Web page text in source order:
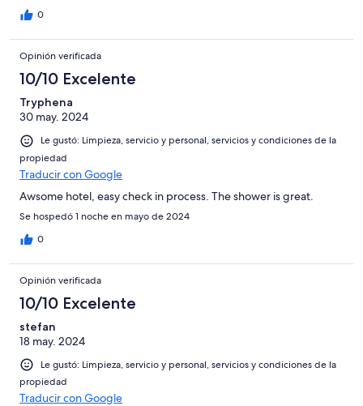
0
Opinión verificada
10/10 Excelente
Tryphena
30 may. 2024
Le gustó: Limpieza, servicio y personal, servicios y condiciones de la
propiedad
Traducir con Google
Awsome hotel, easy check in process. The shower is great.
Se hospedó 1 noche en mayo de 2024
0
Opinión verificada
10/10 Excelente
stefan
18 may. 2024
Le gustó: Limpieza, servicio y personal, servicios y condiciones de la
propiedad
Traducir con Google